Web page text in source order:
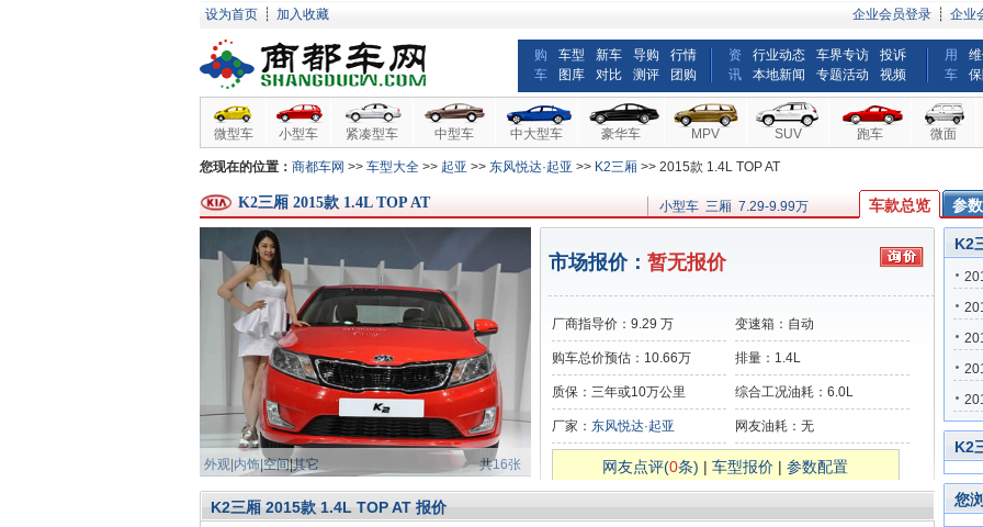
设为首页 ┊ 加入收藏 企业会员登录 ┊ 企业
购
车
车型 新车 导购
行情
图库
对比 测评 团购
资
讯
行业动态 车界专访
投诉
本地新闻
专题活动 视频
用
车
微型车 小型车 紧凑型车 中型车 中大型车 豪华车 MPV SUV 跑车 微面
您现在的位置： 商都车网 >> 车型大全 >> 起亚 >> 东风悦达·起亚 >> K2三厢 >> 2015款 1.4L TOP AT
小型车 三厢 7.29-9.99万
K2三厢 2015款 1.4L TOP AT 车款总览 参
共16张
外观 内饰 空间|其它
市场报价： 暂无报价
厂商指导价： 9.29 万 变速箱： 自动
购车总价预估： 10.66万 排量： 1.4L
质保： 三年或10万公里 综合工况油耗： 6.0L
厂家： 东风悦达·起亚 网友油耗： 无
网友点评(0条) |车型报价 |参数配置
K2三厢 2015款 1.4L TOP AT 报价
K2
K2
您